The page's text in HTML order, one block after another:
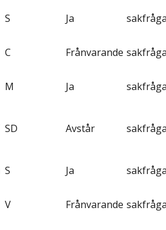
S Ja
C Frånvarande
M Ja
SD Avstår
S Ja
V Frånvarande